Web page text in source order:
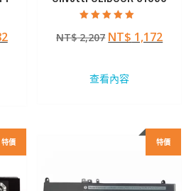
目
5.00
滿分 5
NT$2,207 原
格：
NT$ 1,172目
查看內容
特價 特價